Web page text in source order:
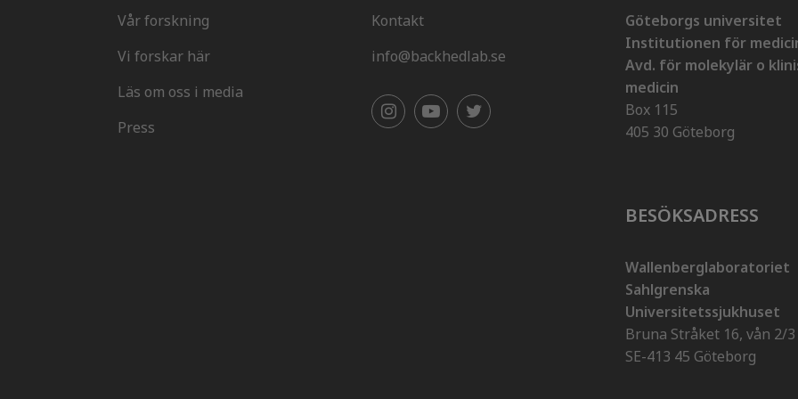
Vår forskning
Vi forskar här
Läs om oss i media
Press
Kontakt
info@backhedlab.se
Göteborgs universitet
Institutionen för
Avd. för molekylär o
medicin
Box 115
405 30 Göteborg
BESÖKSADRESS
Wallenberglaboratoriet
Sahlgrenska
Universitetssjukhuset
Bruna Stråket 16, vån 2/3
SE-413 45 Göteborg